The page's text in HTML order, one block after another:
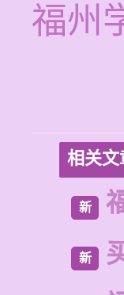
福州
相关文
新
新